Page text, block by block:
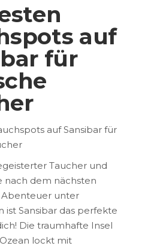
auf
für
auf Sansibar für
Taucher und
nach dem nächsten
unter
ist Sansibar das perfekte
Die traumhafte Insel
lockt mit